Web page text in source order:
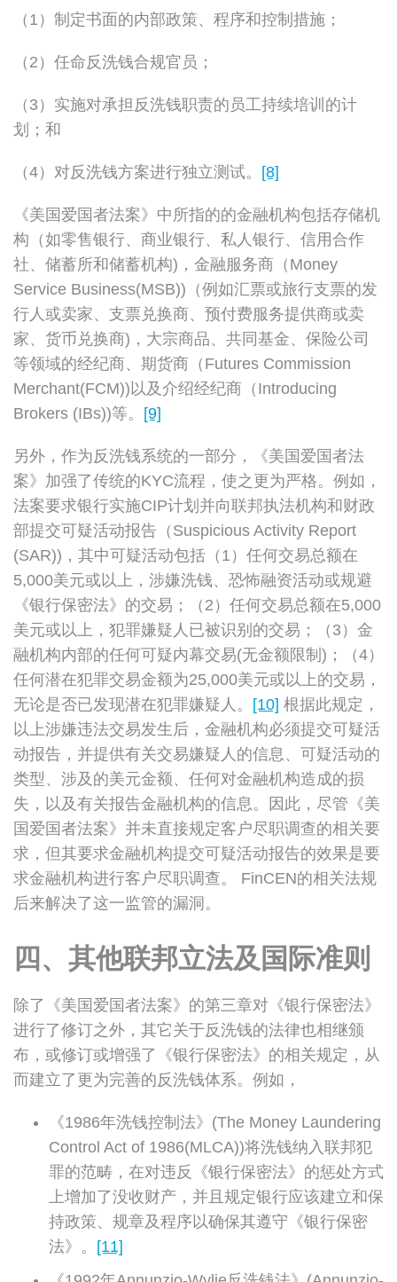
（1）制定书面的内部政策、程序和控制措施；
（2）任命反洗钱合规官员；
（3）实施对承担反洗钱职责的员工持续培训的计
划；和
（4）对反洗钱方案进行独立测试。 [8]
《美国爱国者法案》中所指的的金融机构包括存储机
构（如零售银行、商业银行、私人银行、信用合作
社、储蓄所和储蓄机构)，金融服务商（Money
Service Business(MSB))（例如汇票或旅行支票的发
行人或卖家、支票兑换商、预付费服务提供商或卖
家、货币兑换商)，大宗商品、共同基金、保险公司
等领域的经纪商、期货商（Futures Commission
Merchant(FCM))以及介绍经纪商（Introducing
Brokers (IBs))等。 [9]
另外，作为反洗钱系统的一部分，《美国爱国者法
案》加强了传统的KYC流程，使之更为严格。例如，
法案要求银行实施CIP计划并向联邦执法机构和财政
部提交可疑活动报告（Suspicious Activity Report
(SAR))，其中可疑活动包括（1）任何交易总额在
5,000美元或以上，涉嫌洗钱、恐怖融资活动或规避
《银行保密法》的交易；（2）任何交易总额在5,000
美元或以上，犯罪嫌疑人已被识别的交易；（3）金
融机构内部的任何可疑内幕交易(无金额限制)；（4）
任何潜在犯罪交易金额为25,000美元或以上的交易，
无论是否已发现潜在犯罪嫌疑人。 [10] 根据此规定，
以上涉嫌违法交易发生后，金融机构必须提交可疑活
动报告，并提供有关交易嫌疑人的信息、可疑活动的
类型、涉及的美元金额、任何对金融机构造成的损
失，以及有关报告金融机构的信息。因此，尽管《美
国爱国者法案》并未直接规定客户尽职调查的相关要
求，但其要求金融机构提交可疑活动报告的效果是要
求金融机构进行客户尽职调查。 FinCEN的相关法规
后来解决了这一监管的漏洞。
四、其他联邦立法及国际准则
除了《美国爱国者法案》的第三章对《银行保密法》
进行了修订之外，其它关于反洗钱的法律也相继颁
布，或修订或增强了《银行保密法》的相关规定，从
而建立了更为完善的反洗钱体系。例如，
《1986年洗钱控制法》(The Money Laundering
Control Act of 1986(MLCA))将洗钱纳入联邦犯
罪的范畴，在对违反《银行保密法》的惩处方式
上增加了没收财产，并且规定银行应该建立和保
持政策、规章及程序以确保其遵守《银行保密
法》。 [11]